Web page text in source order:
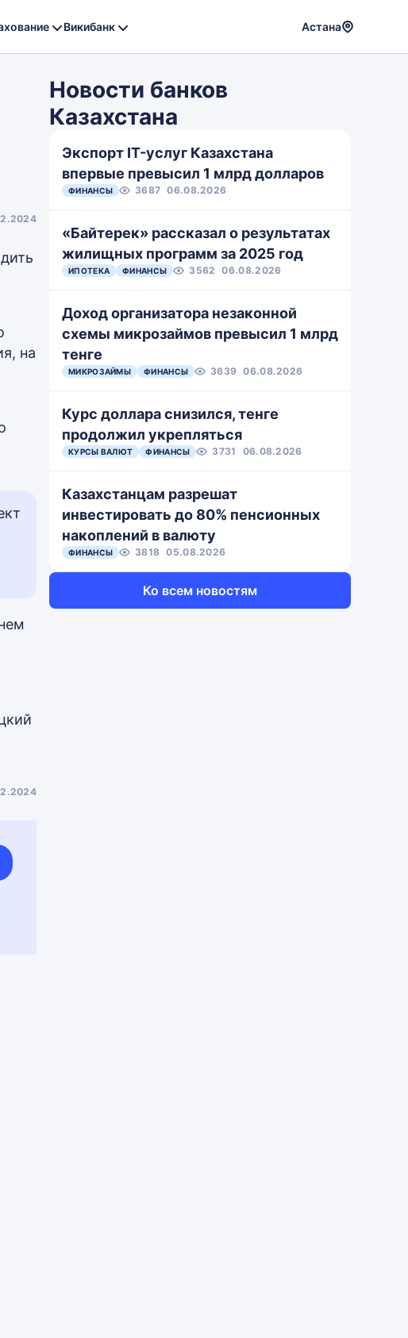
Викибанк Астана
на
Новости банков
Казахстана
Экспорт IT-услуг Казахстана
впервые превысил 1 млрд долларов
ФИНАНСЫ 3687 06.08.2026
«Байтерек» рассказал о результатах
жилищных программ за 2025 год
ИПОТЕКА ФИНАНСЫ 3562 06.08.2026
Доход организатора незаконной
схемы микрозаймов превысил 1 млрд
тенге
МИКРОЗАЙМЫ ФИНАНСЫ 3639 06.08.2026
Курс доллара снизился, тенге
продолжил укрепляться
КУРСЫ ВАЛЮТ ФИНАНСЫ 3731 06.08.2026
Казахстанцам разрешат
инвестировать до 80% пенсионных
накоплений в валюту
ФИНАНСЫ 3818 05.08.2026
Ко всем новостям